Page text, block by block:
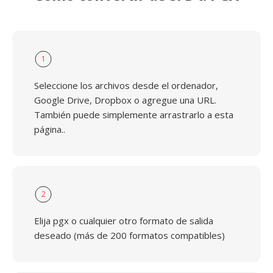
1
Seleccione los archivos desde el ordenador,
Google Drive, Dropbox o agregue una URL.
También puede simplemente arrastrarlo a esta
página..
2
Elija pgx o cualquier otro formato de salida
deseado (más de 200 formatos compatibles)